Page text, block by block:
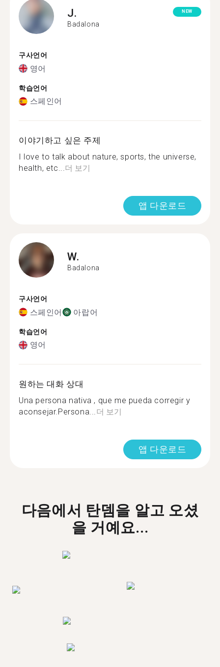
J.
Badalona
NEW
구사언어
영어
학습언어
스페인어
이야기하고 싶은 주제
I love to talk about nature, sports, the universe,
health, etc...더 보기
앱 다운로드
W.
Badalona
구사언어
스페인어 아랍어
학습언어
영어
원하는 대화 상대
Una persona nativa , que me pueda corregir y
aconsejar.Persona...더 보기
앱 다운로드
다음에서 탄뎀을 알고 오셨
을 거예요...